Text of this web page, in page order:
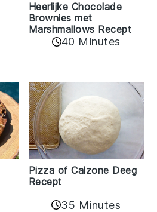
Heerlijke Chocolade
Brownies met
Marshmallows Recept
40 Minutes
Pizza of Calzone Deeg
Recept
35 Minutes